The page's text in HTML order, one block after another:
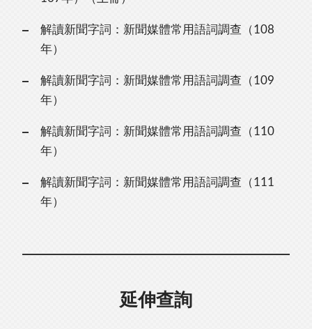
解讀新聞字詞：新聞媒體常用語詞調查（108
年）
解讀新聞字詞：新聞媒體常用語詞調查（109
年）
解讀新聞字詞：新聞媒體常用語詞調查（110
年）
解讀新聞字詞：新聞媒體常用語詞調查（111
年）
延伸查詢